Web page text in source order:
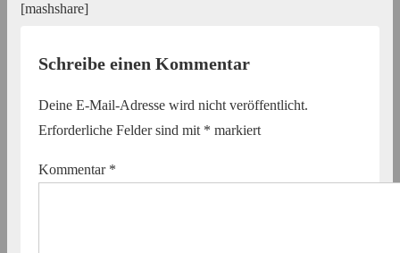
[mashshare]
Schreibe einen Kommentar
Deine E-Mail-Adresse wird nicht veröffentlicht.
Erforderliche Felder sind mit * markiert
Kommentar *